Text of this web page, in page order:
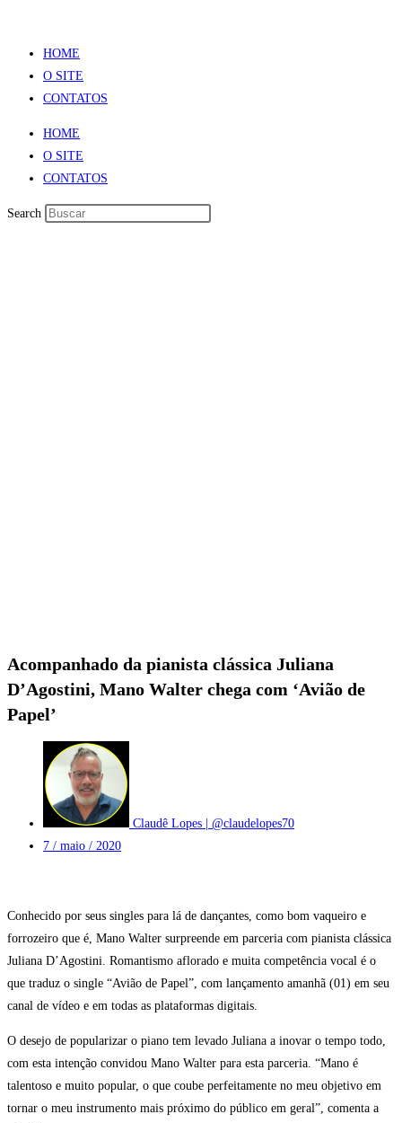
HOME
O SITE
CONTATOS
HOME
O SITE
CONTATOS
Search
Acompanhado da pianista clássica Juliana
D’Agostini, Mano Walter chega com ‘Avião de
Papel’
Claudê Lopes | @claudelopes70
7 / maio / 2020
Conhecido por seus singles para lá de dançantes, como bom vaqueiro e
forrozeiro que é, Mano Walter surpreende em parceria com pianista clássica
Juliana D’Agostini. Romantismo aflorado e muita competência vocal é o
que traduz o single “Avião de Papel”, com lançamento amanhã (01) em seu
canal de vídeo e em todas as plataformas digitais.
O desejo de popularizar o piano tem levado Juliana a inovar o tempo todo,
com esta intenção convidou Mano Walter para esta parceria. “Mano é
talentoso e muito popular, o que coube perfeitamente no meu objetivo em
tornar o meu instrumento mais próximo do público em geral”, comenta a